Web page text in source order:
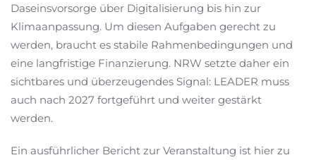
Daseinsvorsorge über Digitalisierung bis hin zur
Klimaanpassung. Um diesen Aufgaben gerecht zu
werden, braucht es stabile Rahmenbedingungen und
eine langfristige Finanzierung. NRW setzte daher ein
sichtbares und überzeugendes Signal: LEADER muss
auch nach 2027 fortgeführt und weiter gestärkt
werden.
Ein ausführlicher Bericht zur Veranstaltung ist hier zu